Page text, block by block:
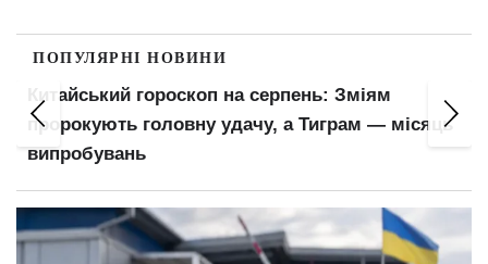
ПОПУЛЯРНІ НОВИНИ
Китайський гороскоп на серпень: Зміям
пророкують головну удачу, а Тиграм — місяць
випробувань